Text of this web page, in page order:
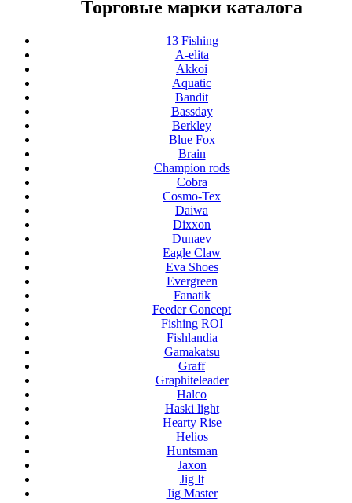
Торговые марки каталога
13 Fishing
A-elita
Akkoi
Aquatic
Bandit
Bassday
Berkley
Blue Fox
Brain
Champion rods
Cobra
Cosmo-Tex
Daiwa
Dixxon
Dunaev
Eagle Claw
Eva Shoes
Evergreen
Fanatik
Feeder Concept
Fishing ROI
Fishlandia
Gamakatsu
Graff
Graphiteleader
Halco
Haski light
Hearty Rise
Helios
Huntsman
Jaxon
Jig It
Jig Master